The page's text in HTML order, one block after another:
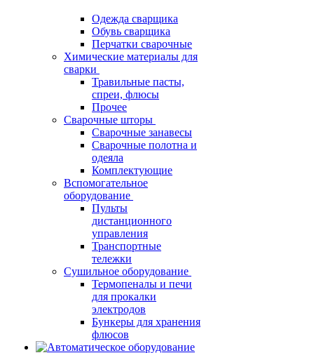
Одежда сварщика
Обувь сварщика
Перчатки сварочные
Химические материалы для
сварки
Травильные пасты,
спреи, флюсы
Прочее
Сварочные шторы
Сварочные занавесы
Сварочные полотна и
одеяла
Комплектующие
Вспомогательное
оборудование
Пульты
дистанционного
управления
Транспортные
тележки
Сушильное оборудование
Термопеналы и печи
для прокалки
электродов
Бункеры для хранения
флюсов